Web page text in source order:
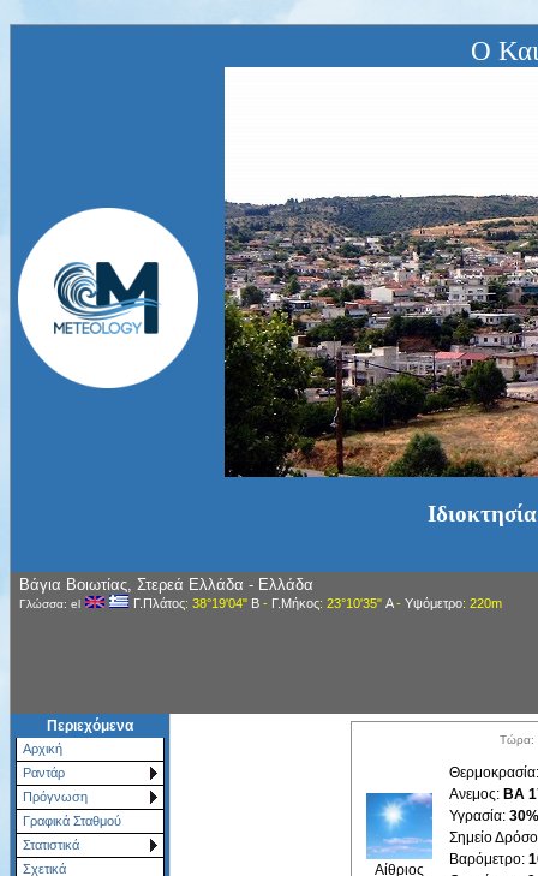
Ο
Βάγια Βοιωτίας, Στερεά Ελλάδα - Ελλάδα
Γλώσσα: el Γ.Πλάτος: 38°19'04" Β- Γ.Μήκος: 23°10'35" Α- Υψόμετρο: 220m
Περιεχόμενα
Αρχική
Ραντάρ
Πρόγνωση
Γραφικά Σταθμού
Στατιστικά
Σχετικά
Τώρα:
Αίθριος
Ανεμος: ΒΑ
Υγρασία: 30%
Σημείο
Βαρόμετρο: